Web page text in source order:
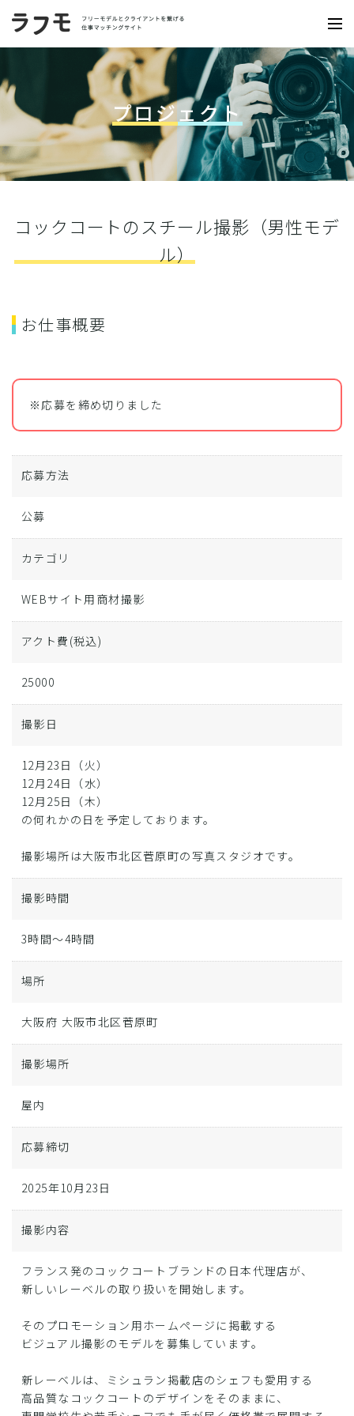
プロジェクト
コックコートのスチール撮影（男性モデ
ル）
お仕事概要
※応募を締め切りました
応募方法
公募
カテゴリ
WEBサイト用商材撮影
アクト費 (税込)
25000
撮影日
12月23日（火）
12月24日（水）
12月25日（木）
の何れかの日を予定しております。
撮影場所は大阪市北区菅原町の写真スタジオです。
撮影時間
3時間～4時間
場所
大阪府 大阪市北区菅原町
撮影場所
屋内
応募締切
2025年10月23日
撮影内容
フランス発のコックコートブランドの日本代理店が、
新しいレーベルの取り扱いを開始します。
そのプロモーション用ホームページに掲載する
ビジュアル撮影のモデルを募集しています。
新レーベルは、ミシュラン掲載店のシェフも愛用する
高品質なコックコートのデザインをそのままに、